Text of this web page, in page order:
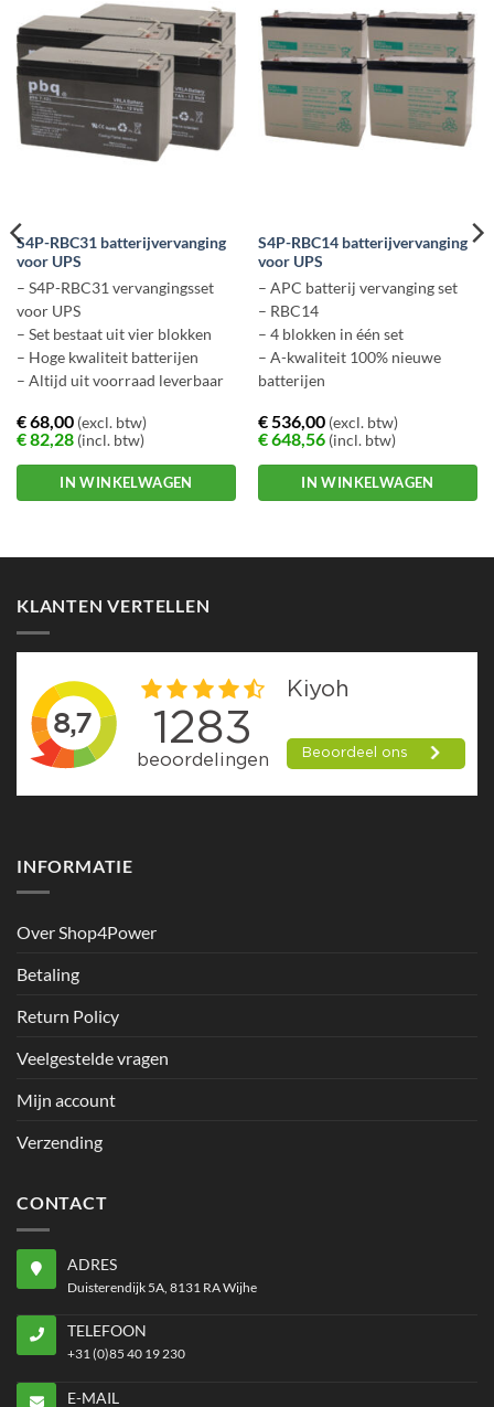
S4P-RBC31 batterijvervanging
voor UPS
– S4P-RBC31 vervangingsset
voor UPS
– Set bestaat uit vier blokken
– Hoge kwaliteit batterijen
– Altijd uit voorraad leverbaar
€68,00(excl. btw)
€82,28(incl. btw)
IN WINKELWAGEN
S4P-RBC14 batterijvervanging
voor UPS
– APC batterij vervanging set
– RBC14
– 4 blokken in één set
– A-kwaliteit 100% nieuwe
batterijen
€536,00(excl. btw)
€648,56(incl. btw)
IN WINKELWAGEN
KLANTEN VERTELLEN
INFORMATIE
Over Shop4Power
Betaling
Return Policy
Veelgestelde vragen
Mijn account
Verzending
CONTACT
ADRES
Duisterendijk 5A, 8131 RA Wijhe
TELEFOON
+31 (0)85 40 19 230
E-MAIL